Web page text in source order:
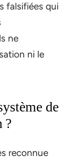
falsifiées qui
ne
ni le
de
?
reconnue